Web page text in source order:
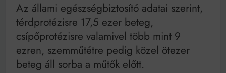
Az állami egészségbiztosító adatai szerint,
térdprotézisre 17,5 ezer beteg,
csípőprotézisre valamivel több mint 9
ezren, szemműtétre pedig közel ötezer
beteg áll sorba a műtők előtt.